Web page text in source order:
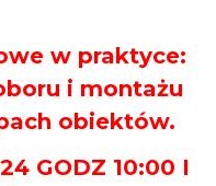
w praktyce:
i montażu
obiektów.
GODZ 10:00 I